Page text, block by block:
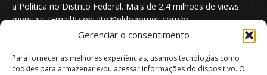
Gerenciar o consentimento
Para fornecer as melhores experiências, usamos tecnologias como
cookies para armazenar e/ou acessar informações do dispositivo. O
a Política no Distrito Federal. Mais de 2,4 milhões de views
mensais. [Email]: contato@eldogomes.com.br